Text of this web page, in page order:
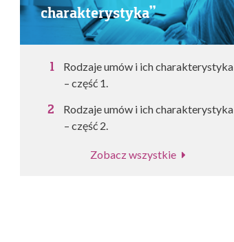
charakterystyka”
Rodzaje umów i ich charakterystyka
– część 1.
Rodzaje umów i ich charakterystyka
– część 2.
Zobacz wszystkie